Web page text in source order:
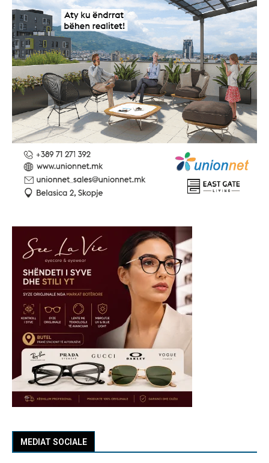
MEDIAT SOCIALE